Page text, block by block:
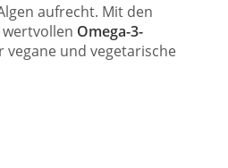
aufrecht. Mit den
Omega-3-
und vegetarische